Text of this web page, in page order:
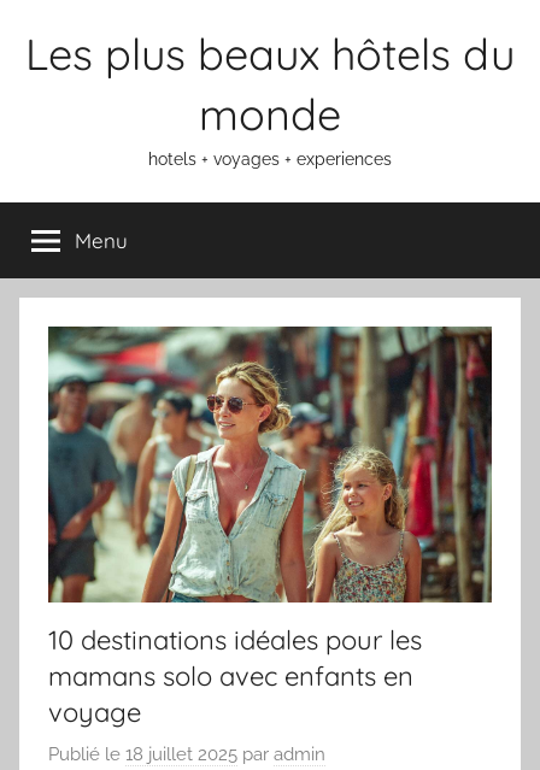
Les plus beaux hôtels du
monde
hotels + voyages + experiences
Menu
10 destinations idéales pour les
mamans solo avec enfants en
voyage
Publié le 18 juillet 2025 par admin